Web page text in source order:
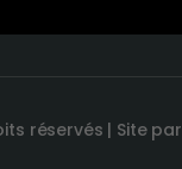
réservés | Site par